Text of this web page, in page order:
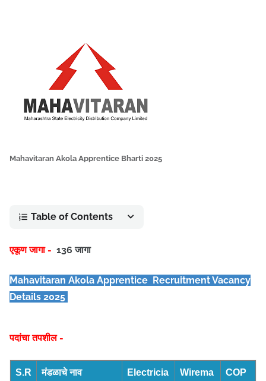
Mahavitaran Akola Apprentice Bharti 2025
Table of Contents
एकूण जागा - 136 जागा
Mahavitaran Akola Apprentice Recruitment Vacancy
Details 2025
पदांचा तपशील -
S.R
मंडळाचे नाव
Electricia
Wirema
COP